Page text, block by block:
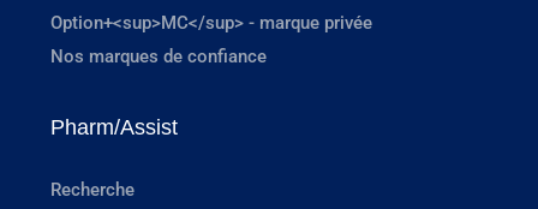
Option+<sup>MC</sup> - marque privée
Nos marques de confiance
Pharm/Assist
Recherche